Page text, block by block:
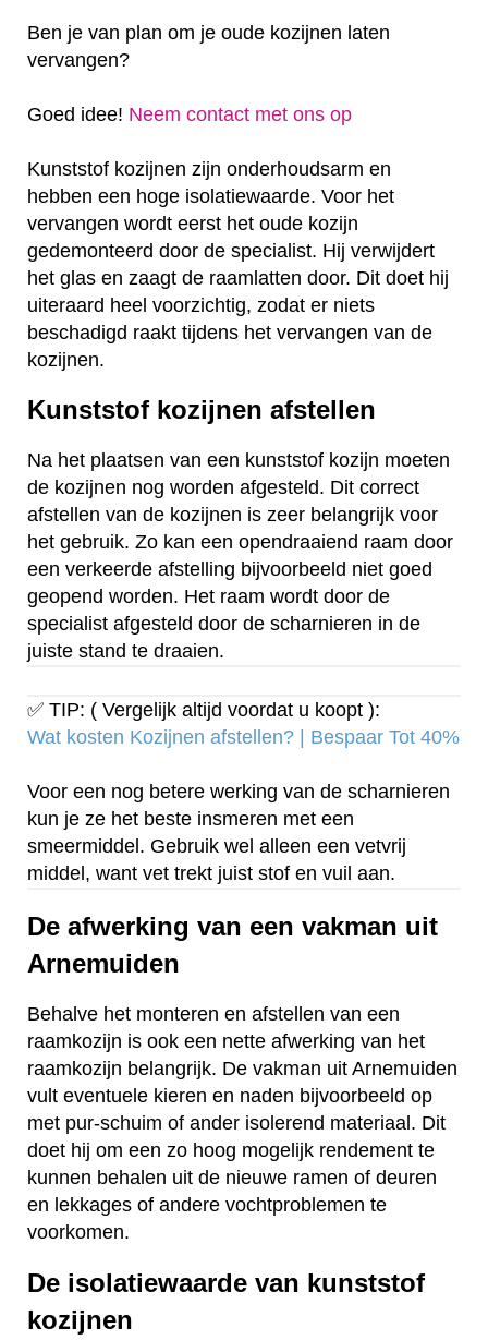
Ben je van plan om je oude kozijnen laten
vervangen?
Goed idee! Neem contact met ons op
Kunststof kozijnen zijn onderhoudsarm en
hebben een hoge isolatiewaarde. Voor het
vervangen wordt eerst het oude kozijn
gedemonteerd door de specialist. Hij verwijdert
het glas en zaagt de raamlatten door. Dit doet hij
uiteraard heel voorzichtig, zodat er niets
beschadigd raakt tijdens het vervangen van de
kozijnen.
Kunststof kozijnen afstellen
Na het plaatsen van een kunststof kozijn moeten
de kozijnen nog worden afgesteld. Dit correct
afstellen van de kozijnen is zeer belangrijk voor
het gebruik. Zo kan een opendraaiend raam door
een verkeerde afstelling bijvoorbeeld niet goed
geopend worden. Het raam wordt door de
specialist afgesteld door de scharnieren in de
juiste stand te draaien.
✅ TIP: ( Vergelijk altijd voordat u koopt ):
Wat kosten Kozijnen afstellen? | Bespaar Tot 40%‎
Voor een nog betere werking van de scharnieren
kun je ze het beste insmeren met een
smeermiddel. Gebruik wel alleen een vetvrij
middel, want vet trekt juist stof en vuil aan.
De afwerking van een vakman uit
Arnemuiden
Behalve het monteren en afstellen van een
raamkozijn is ook een nette afwerking van het
raamkozijn belangrijk. De vakman uit Arnemuiden
vult eventuele kieren en naden bijvoorbeeld op
met pur-schuim of ander isolerend materiaal. Dit
doet hij om een zo hoog mogelijk rendement te
kunnen behalen uit de nieuwe ramen of deuren
en lekkages of andere vochtproblemen te
voorkomen.
De isolatiewaarde van kunststof
kozijnen